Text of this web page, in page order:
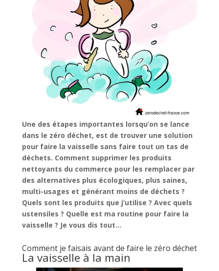
Une des étapes importantes lorsqu’on se lance
dans le zéro déchet, est de trouver une solution
pour faire la vaisselle sans faire tout un tas de
déchets. Comment supprimer les produits
nettoyants du commerce pour les remplacer par
des alternatives plus écologiques, plus saines,
multi-usages et générant moins de déchets ?
Quels sont les produits que j’utilise ? Avec quels
ustensiles ? Quelle est ma routine pour faire la
vaisselle ? Je vous dis tout…
Comment je faisais avant de faire le zéro déchet
La vaisselle à la main